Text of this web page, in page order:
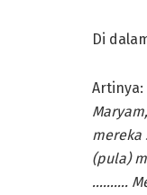
Di
Artinya:
(pula)
……….